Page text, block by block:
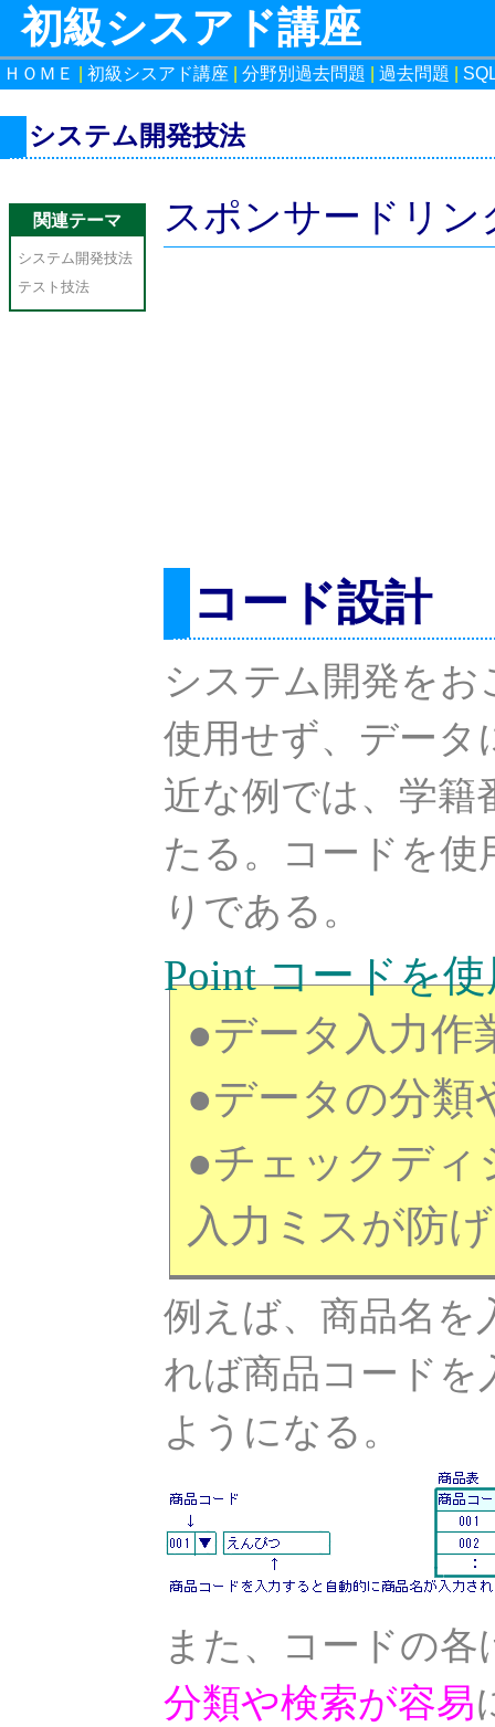
初級シスアド講座
ＨＯＭＥ 初級シスアド講座 分野別過去問題 過去問題
システム開発技法
関連テーマ
システム開発技法
テスト技法
スポンサードリン
コード設計
システム開発を
使用せず、データ
近な例では、学籍
たる。コードを
りである。
Point コードを
●データ入力作
●データの分類
●チェックディ
入力ミスが防
例えば、商品名を
れば商品コードを
ようになる。
また、コードの
分類や検索が容易